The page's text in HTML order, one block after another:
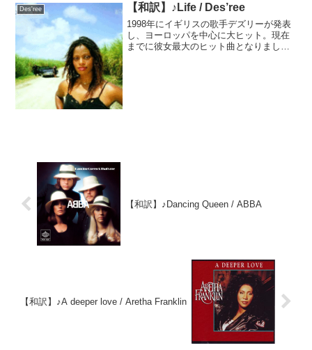
Des'ree 【和訳】♪Life / Des’ree
1998年にイギリスの歌手デズリーが発表
し、ヨーロッパを中心に大ヒット。現在
までに彼女最大のヒット曲となりまし
【和訳】♪Dancing Queen / ABBA
【和訳】♪A deeper love / Aretha Franklin